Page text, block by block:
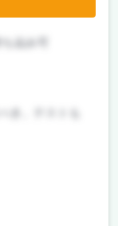
込み可
き。テストも